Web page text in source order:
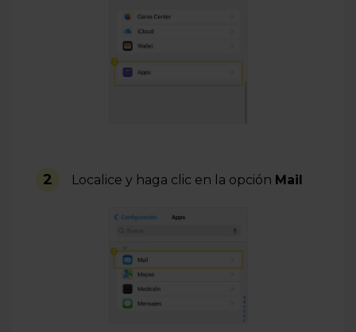
2 Localice y haga clic en la opción Mail